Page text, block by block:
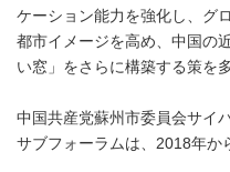
ケーション能力を強化し、グ
都市イメージを高め、中国の
い窓」をさらに構築する策を
中国共産党蘇州市委員会サイ
サブフォーラムは、2018年か